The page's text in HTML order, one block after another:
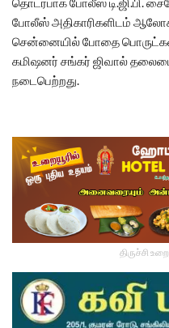
போலீஸ் அதிகாரிகளிடம்
சென்னையில் போதை பொருட்கள்
கமிஷனர் சங்கர் ஜிவால்
நடைபெற்றது.
திருச்சி